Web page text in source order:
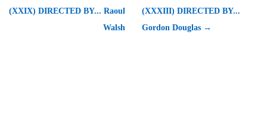
(XXIX) DIRECTED BY... Raoul
Walsh
(XXXIII) DIRECTED BY...
Gordon Douglas →